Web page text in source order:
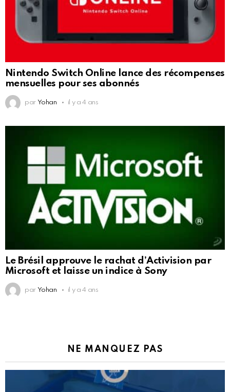
Nintendo Switch Online lance des récompenses
mensuelles pour ses abonnés
par Yohan il y a 4 ans
Le Brésil approuve le rachat d’Activision par
Microsoft et laisse un indice à Sony
par Yohan il y a 4 ans
NE MANQUEZ PAS